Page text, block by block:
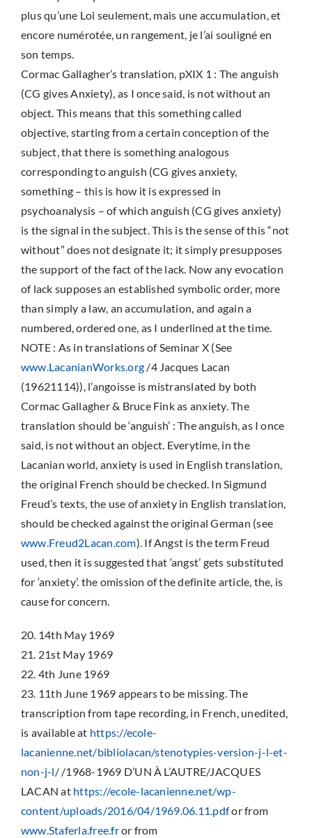
plus qu’une Loi seulement, mais une accumulation, et
encore numérotée, un rangement, je l’ai souligné en
son temps.
Cormac Gallagher’s translation, pXIX 1 : The anguish
(CG gives Anxiety), as I once said, is not without an
object. This means that this something called
objective, starting from a certain conception of the
subject, that there is something analogous
corresponding to anguish (CG gives anxiety,
something – this is how it is expressed in
psychoanalysis – of which anguish (CG gives anxiety)
is the signal in the subject. This is the sense of this “not
without” does not designate it; it simply presupposes
the support of the fact of the lack. Now any evocation
of lack supposes an established symbolic order, more
than simply a law, an accumulation, and again a
numbered, ordered one, as I underlined at the time.
NOTE : As in translations of Seminar X (See
www.LacanianWorks.org /4 Jacques Lacan
(19621114)), l’angoisse is mistranslated by both
Cormac Gallagher & Bruce Fink as anxiety. The
translation should be ‘anguish’ : The anguish, as I once
said, is not without an object. Everytime, in the
Lacanian world, anxiety is used in English translation,
the original French should be checked. In Sigmund
Freud’s texts, the use of anxiety in English translation,
should be checked against the original German (see
www.Freud2Lacan.com). If Angst is the term Freud
used, then it is suggested that ‘angst’ gets substituted
for ‘anxiety’. the omission of the definite article, the, is
cause for concern.
20. 14th May 1969
21. 21st May 1969
22. 4th June 1969
23. 11th June 1969 appears to be missing. The
transcription from tape recording, in French, unedited,
is available at https://ecole-
lacanienne.net/bibliolacan/stenotypies-version-j-l-et-
non-j-l/ /1968-1969 D’UN À L’AUTRE/JACQUES
LACAN at https://ecole-lacanienne.net/wp-
content/uploads/2016/04/1969.06.11.pdfor from
www.Staferla.free.fror from